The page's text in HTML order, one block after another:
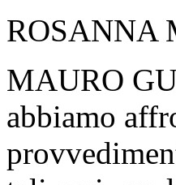
ROSANNA
MAURO
abbiamo